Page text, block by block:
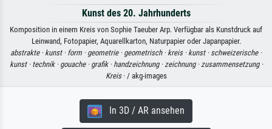
Kunst des 20. Jahrhunderts
Komposition in einem Kreis von Sophie Taeuber Arp. Verfügbar als Kunstdruck auf
Leinwand, Fotopapier, Aquarellkarton, Naturpapier oder Japanpapier.
abstrakte · kunst · form · geometrie · geometrisch · kreis · kunst · schweizerische ·
kunst · technik · gouache · grafik · handzeichnung · zeichnung · zusammensetzung ·
Kreis· / akg-images
In 3D / AR ansehen